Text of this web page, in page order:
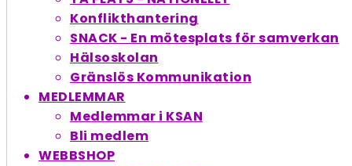
Konflikthantering
SNACK - En möte­splats för samverkan
Hälsoskolan
Gränslös Kommunikation
MEDLEMMAR
Medlemmar i KSAN
Bli medlem
WEBBSHOP